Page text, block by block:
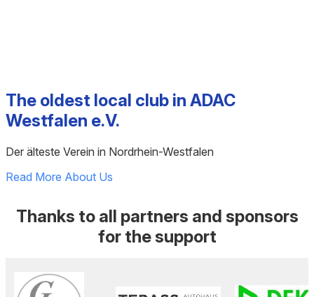
The oldest local club in ADAC
Westfalen e.V.
Der älteste Verein in Nordrhein-Westfalen
Read More About Us
Thanks to all partners and sponsors
for the support